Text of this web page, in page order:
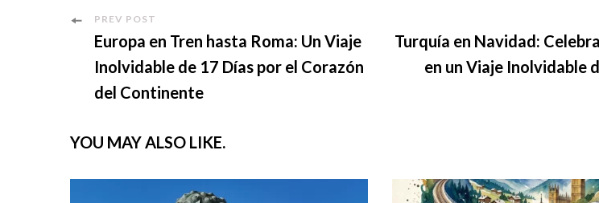
Post
Navigation
PREV POST
Europa en Tren hasta Roma: Un Viaje
Inolvidable de 17 Días por el Corazón
del Continente
Turquía en Navidad:
en un Viaje Inolvidable
YOU MAY ALSO LIKE.